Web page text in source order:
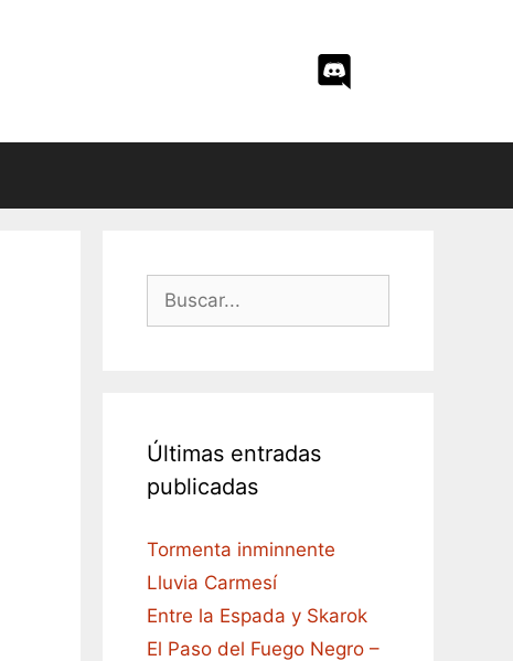
Buscar:
Últimas entradas
publicadas
Tormenta inminnente
Lluvia Carmesí
Entre la Espada y Skarok
El Paso del Fuego Negro –